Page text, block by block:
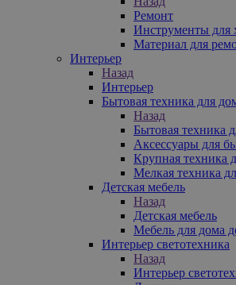
Ремонт
Инструменты для
Материал для
Интерьер
Назад
Интерьер
Бытовая техника для
Назад
Бытовая техника
Аксессуары для
Крупная техника
Мелкая техника
Детская мебель
Назад
Детская мебель
Мебель для дома
Интерьер светотехника
Назад
Интерьер